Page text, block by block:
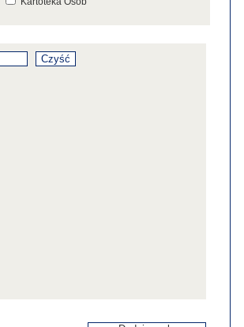
Kartoteka Wystaw
Kartoteka Źródeł